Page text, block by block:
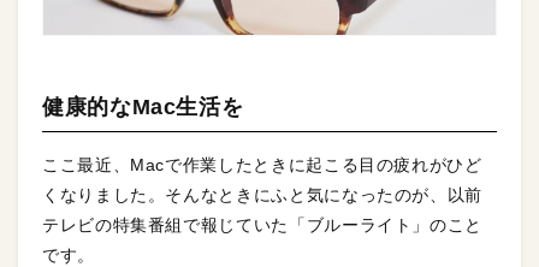
健康的なMac生活を
ここ最近、Macで作業したときに起こる目の疲れがひど
くなりました。そんなときにふと気になったのが、以前
テレビの特集番組で報じていた「ブルーライト」のこと
です。